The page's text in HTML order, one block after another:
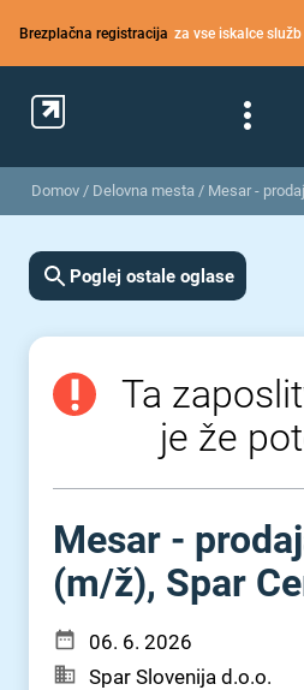
Brezplačna registracija za vse iskalce služb
Domov / Delovna mesta / Mesar -
Poglej ostale oglase
Ta
je že
Mesar -
(m⁠/⁠ž), Spar
06. 6. 2026
Spar Slovenija d.o.o.